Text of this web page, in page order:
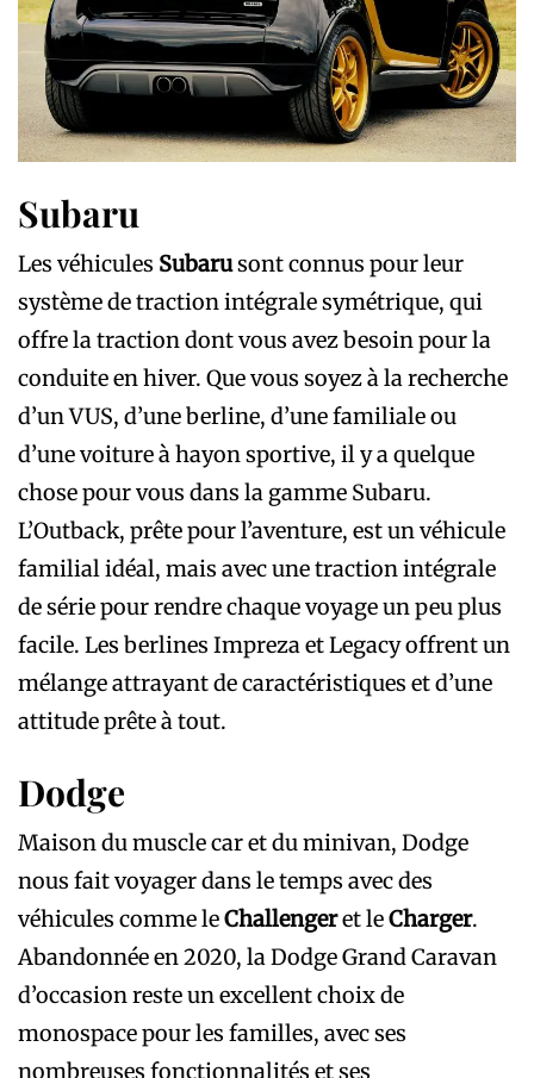
Subaru
Les véhicules Subarusont connus pour leur
système de traction intégrale symétrique, qui
offre la traction dont vous avez besoin pour la
conduite en hiver. Que vous soyez à la recherche
d’un VUS, d’une berline, d’une familiale ou
d’une voiture à hayon sportive, il y a quelque
chose pour vous dans la gamme Subaru.
L’Outback, prête pour l’aventure, est un véhicule
familial idéal, mais avec une traction intégrale
de série pour rendre chaque voyage un peu plus
facile. Les berlines Impreza et Legacy offrent un
mélange attrayant de caractéristiques et d’une
attitude prête à tout.
Dodge
Maison du muscle car et du minivan, Dodge
nous fait voyager dans le temps avec des
véhicules comme leChallengeret leCharger.
Abandonnée en 2020, la Dodge Grand Caravan
d’occasion reste un excellent choix de
monospace pour les familles, avec ses
nombreuses fonctionnalités et ses